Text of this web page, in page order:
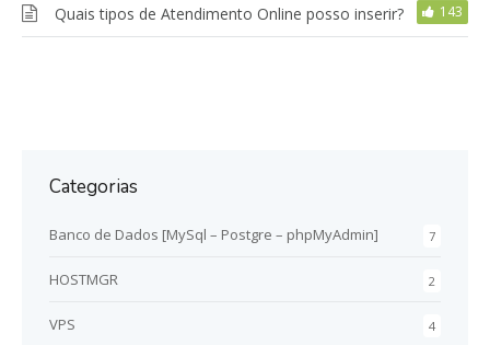
Quais tipos de Atendimento Online posso inserir? 143
Categorias
7
Banco de Dados [MySql – Postgre – phpMyAdmin]
2
HOSTMGR
4
VPS